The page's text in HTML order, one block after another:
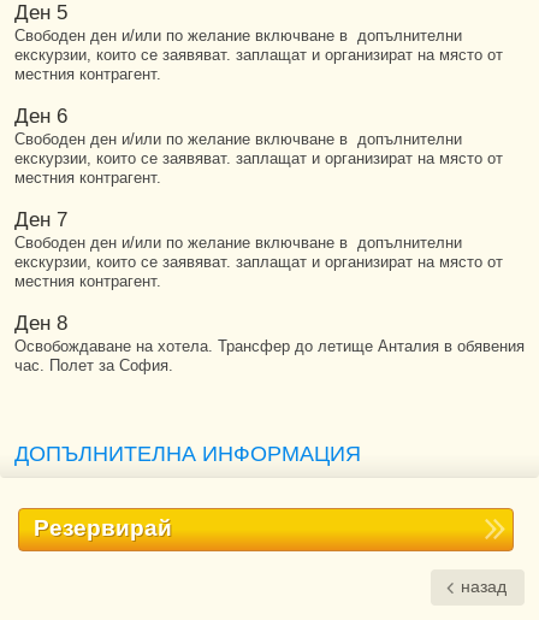
Ден 5
Свободен ден и/или по желание включване в допълнителни
екскурзии, които се заявяват. заплащат и организират на място от
местния контрагент.
Ден 6
Свободен ден и/или по желание включване в допълнителни
екскурзии, които се заявяват. заплащат и организират на място от
местния контрагент.
Ден 7
Свободен ден и/или по желание включване в допълнителни
екскурзии, които се заявяват. заплащат и организират на място от
местния контрагент.
Ден 8
Освобождаване на хотела. Трансфер до летище Анталия в обявения
час. Полет за София.
ДОПЪЛНИТЕЛНА ИНФОРМАЦИЯ
Резервирай
назад